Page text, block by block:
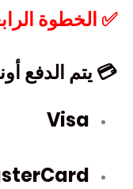
✅ الخطوة
💳 يتم الدفع
Visa